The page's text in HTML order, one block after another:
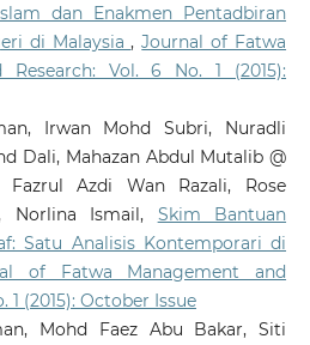
dan Enakmen Pentadbiran
di Malaysia,Journal of Fatwa
Research: Vol. 6 No. 1 (2015):
Irwan Mohd Subri, Nuradli
Dali, Mahazan Abdul Mutalib @
Azdi Wan Razali, Rose
Norlina Ismail, Skim Bantuan
Satu Analisis Kontemporari di
of Fatwa Management and
1 (2015): October Issue
Mohd Faez Abu Bakar, Siti